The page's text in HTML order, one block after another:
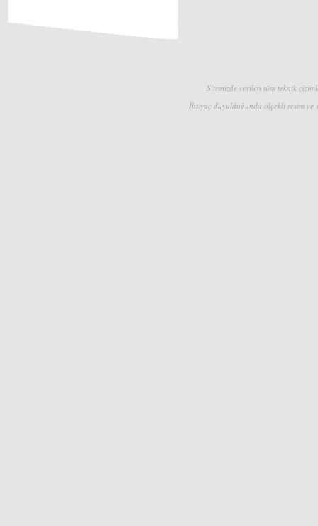
Sitemizde verilen tüm teknik
İhtiyaç duyulduğunda ölçekli resim ve